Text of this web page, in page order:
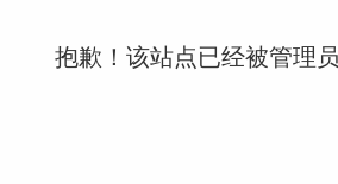
抱歉！该站点已经被管理